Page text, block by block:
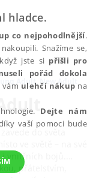
Adult, New Adult
do světa
ve světě – na své
vnitřních bojů.
přátelstvím,
hladce.
co nejpohodlnější.
Snažíme se,
jste si přišli pro
pořád dokola
vám ulehčí nákup na
Dejte nám
vaší pomoci bude